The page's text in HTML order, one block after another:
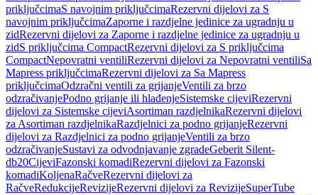
priključcimaS navojnim priključcimaRezervni dijelovi za S
navojnim priključcimaZaporne i razdjelne jedinice za ugradnju u
zidRezervni dijelovi za Zaporne i razdjelne jedinice za ugradnju u
zidS priključcima CompactRezervni dijelovi za S priključcima
CompactNepovratni ventiliRezervni dijelovi za Nepovratni ventiliSa
Mapress priključcimaRezervni dijelovi za Sa Mapress
priključcimaOdzračni ventili za grijanjeVentili za brzo
odzračivanjePodno grijanje ili hlađenjeSistemske cijeviRezervni
dijelovi za Sistemske cijeviAsortiman razdjelnikaRezervni dijelovi
za Asortiman razdjelnikaRazdjelnici za podno grijanjeRezervni
dijelovi za Razdjelnici za podno grijanjeVentili za brzo
odzračivanjeSustavi za odvodnjavanje zgradeGeberit Silent-
db20CijeviFazonski komadiRezervni dijelovi za Fazonski
komadiKoljenaRačveRezervni dijelovi za
RačveRedukcijeRevizijeRezervni dijelovi za RevizijeSuperTube